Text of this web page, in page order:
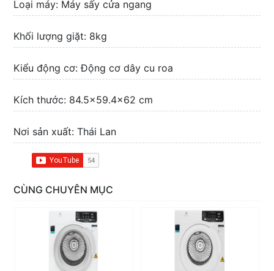
Loại máy: Máy sấy cửa ngang
Khối lượng giặt: 8kg
Kiểu động cơ: Động cơ dây cu roa
Kích thước: 84.5x59.4x62 cm
Nơi sản xuất: Thái Lan
CÙNG CHUYÊN MỤC